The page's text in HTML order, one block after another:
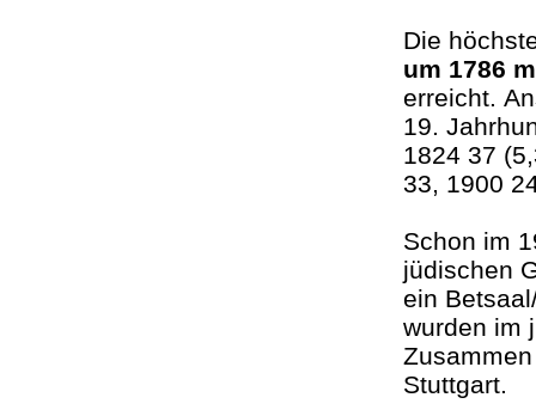
Die
um 1786
erreicht.
19.
1824 37
33, 1900
Schon im
jüdischen
ein
wurden im
Stuttgart.